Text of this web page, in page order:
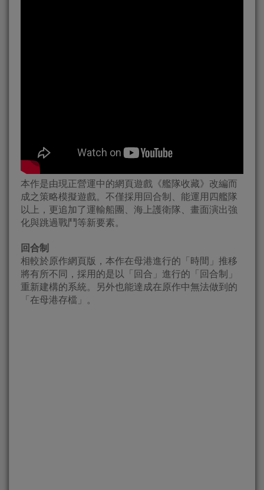
本作是由現正營運中的網頁遊戲《艦隊收藏》改編而
成之策略模擬遊戲。不僅採用回合制、能運用四艦隊
以上，更追加了運輸船團、海上護衛隊、畫面演出強
化與跳過戰鬥等新要素。
回合制
相較於原作網頁版，本作在母港進行的「時間」推移
將有所不同，採用的是以「回合」進行的「回合制」
重新建構的系統。另外也能達成在原作中無法做到的
「在母港存檔」。